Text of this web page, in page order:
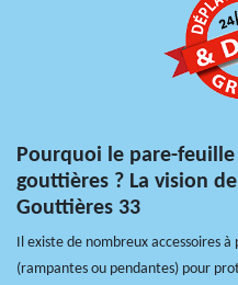
Pourquoi le pare-
gouttières ? La vision
Gouttières 33
Il existe de nombreux accessoires
(rampantes ou pendantes) pour